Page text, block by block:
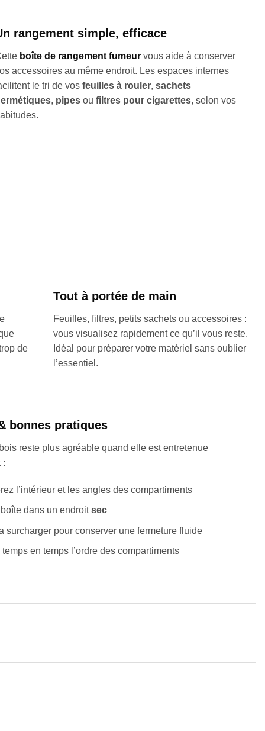
rangement simple, efficace
boîte de rangement fumeur vous aide à conserver
accessoires au même endroit. Les espaces internes
le tri de vosfeuilles à rouler,sachets
, pipes oufiltres pour cigarettes, selon vos
de
Tout à portée de main
Feuilles, filtres, petits sachets ou accessoires :
vous visualisez rapidement ce qu’il vous reste.
Idéal pour préparer votre matériel sans oublier
l’essentiel.
bonnes pratiques
reste plus agréable quand elle est entretenue
:
l’intérieur et les angles des compartiments
dans un endroitsec
surcharger pour conserver une fermeture fluide
en temps l’ordre des compartiments